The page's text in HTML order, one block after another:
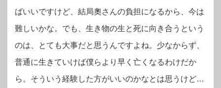
ばいいですけど、結局奧さんの負担になるから、今は
難しいかな。でも、生き物の生と死に向き合うという
のは、とても大事だと思うんですよね。少なからず、
普通に生きていけば僕らより早く亡くなるわけだか
ら。そういう経験した方がいいのかなとは思うけど…